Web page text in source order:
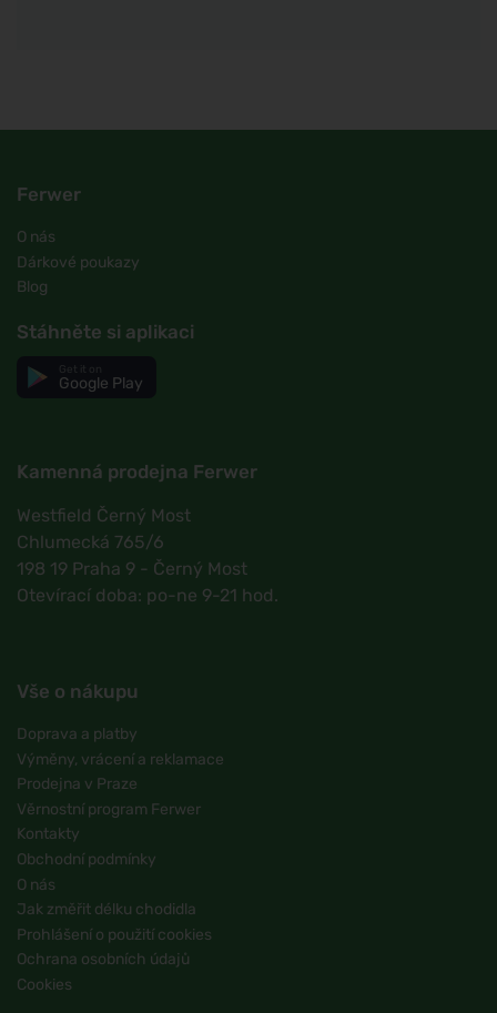
Ferwer
O nás
Dárkové poukazy
Blog
Stáhněte si aplikaci
Google Play
Kamenná prodejna Ferwer
Westfield Černý Most
Chlumecká 765/6
198 19 Praha 9 - Černý Most
Otevírací doba: po-ne 9-21 hod.
Vše o nákupu
Doprava a platby
Výměny, vrácení a reklamace
Prodejna v Praze
Věrnostní program Ferwer
Kontakty
Obchodní podmínky
O nás
Jak změřit délku chodidla
Prohlášení o použití cookies
Ochrana osobních údajů
Cookies